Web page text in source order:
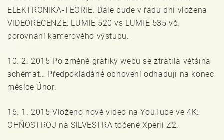
ELEKTRONIKA-TEORIE. Dále bude v řádu dní vložena
VIDEORECENZE: LUMIE 520 vs LUMIE 535 vč.
porovnání kamerového výstupu.
10. 2. 2015 Po změně grafiky webu se ztratila většina
schémat… Předpokládáné obnovení odhaduji na konec
měsíce Únor.
16. 1. 2015 Vloženo nové video na YouTube ve 4K:
OHŇOSTROJ na SILVESTRA točené Xperií Z2.